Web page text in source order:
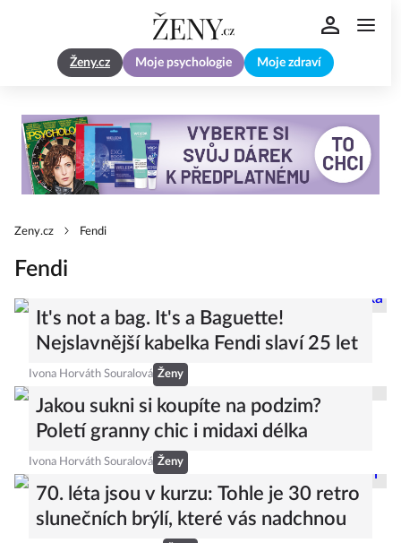
Ženy.cz Moje psychologie Moje zdraví
Zeny.cz Fendi
Fendi
It's not a bag. It's a Baguette!
Nejslavnější kabelka Fendi slaví 25 let
Ivona Horváth Souralová Ženy
Jakou sukni si koupíte na podzim?
Poletí granny chic i midaxi délka
Ivona Horváth Souralová Ženy
70. léta jsou v kurzu: Tohle je 30 retro
slunečních brýlí, které vás nadchnou